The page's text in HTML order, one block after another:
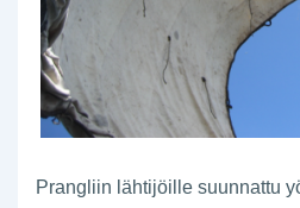
Prangliin lähtijöille suunnattu